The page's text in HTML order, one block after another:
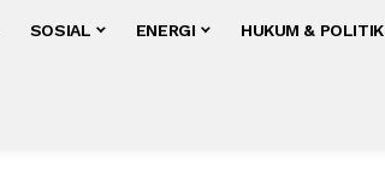
SOSIAL ENERGI HUKUM & POLITIK